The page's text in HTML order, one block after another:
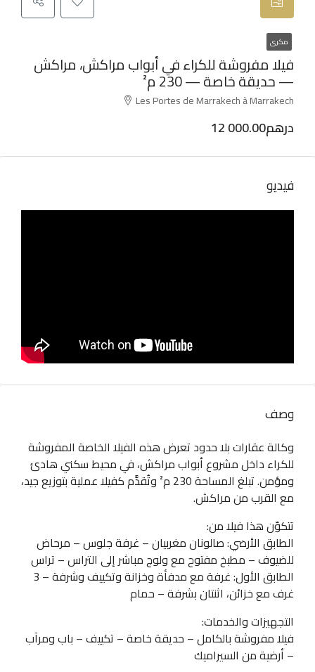
مكرى
فيلا مفروشة للكراء في أبواب مراكش، مراكش
— حديقة خاصة — 230 م²
Les Portes de Marrakech à Marrakech
12 000.00درهم
فيديو
وصف
وكالة عقارات بلا حدود تعرض هذه الفيلا الخاصة المفروشة
للكراء داخل مشروع أبواب مراكش، في محيط سكني هادئ
ومؤمن. تبلغ المساحة 230 م² وتُقدَّم كفيلا عملية بتوزيع جيد،
مع القرب من مراكش.
تتكوّن هذا فيلا من:
الطابق الأرضي: صالونان مغربيان – غرفة جلوس – مرحاض
للضيوف – مطبخ مفتوح مع ولوج مباشر إلى التراس – تراس
الطابق الأول: غرفة مع مدفأة وخزانة وتكييف وشرفة – 3
غرف مع خزائن، اثنتان بشرفة – حمام
التجهيزات والخدمات:
فيلا مفروشة بالكامل – حديقة خاصة – تكييف – باب ومرآب
– أرضية من السيراميك